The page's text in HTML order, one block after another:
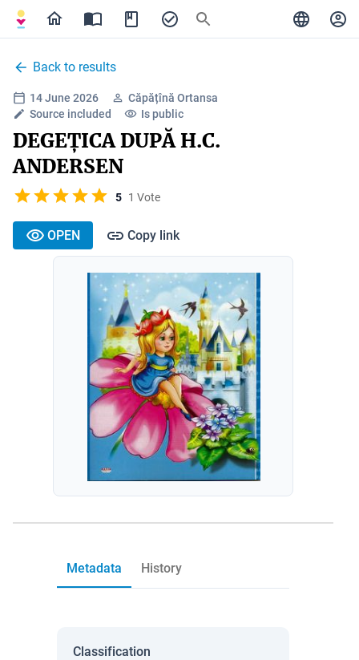
Back to results
14 June 2026
Căpățînă Ortansa
Source included
Is public
DEGEȚICA DUPĂ H.C.
ANDERSEN
5 1 Vote
OPEN Copy link
Metadata History
Classification